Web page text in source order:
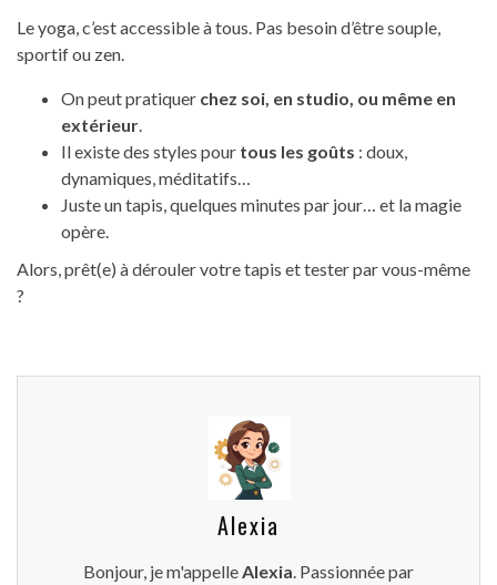
Le yoga, c’est accessible à tous. Pas besoin d’être souple,
sportif ou zen.
On peut pratiquer chez soi, en studio, ou même en
extérieur
Il existe des styles pour tous les goûts : doux,
dynamiques, méditatifs…
Juste un tapis, quelques minutes par jour… et la magie
opère.
Alors, prêt(e) à dérouler votre tapis et tester par vous-même
?
Alexia
Bonjour, je m'appelle Alexia . Passionnée par